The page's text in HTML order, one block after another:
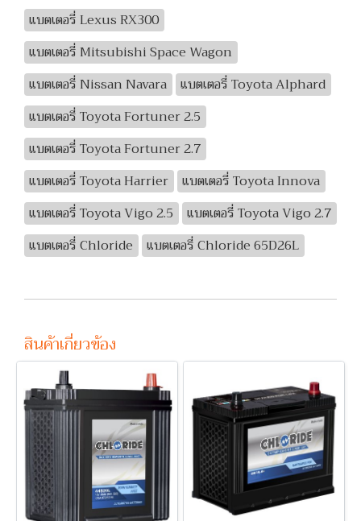
แบตเตอรี่ Lexus RX300
แบตเตอรี่ Mitsubishi Space Wagon
แบตเตอรี่ Nissan Navara
แบตเตอรี่ Toyota Alphard
แบตเตอรี่ Toyota Fortuner 2.5
แบตเตอรี่ Toyota Fortuner 2.7
แบตเตอรี่ Toyota Harrier
แบตเตอรี่ Toyota Innova
แบตเตอรี่ Toyota Vigo 2.5
แบตเตอรี่ Toyota Vigo 2.7
แบตเตอรี่ Chloride
แบตเตอรี่ Chloride 65D26L
สินค้าเกี่ยวข้อง